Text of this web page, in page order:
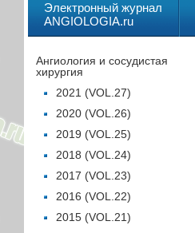
Электронный журнал
ANGIOLOGIA.ru
Ангиология и сосудистая
хирургия
2021 (VOL.27)
2020 (VOL.26)
2019 (VOL.25)
2018 (VOL.24)
2017 (VOL.23)
2016 (VOL.22)
2015 (VOL.21)